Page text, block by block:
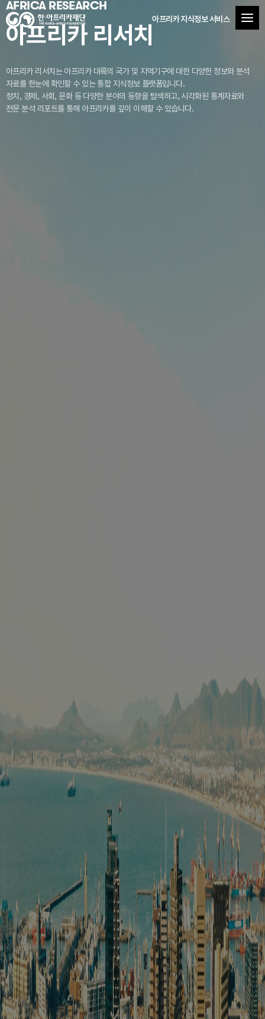
아프리카 지식정보 서비스
AFRICA RESEARCH
아프리카 리서치
아프리카 리서치는 아프리카 대륙의 국가 및 지역기구에 대한 다양한 정보와 분석
자료를 한눈에 확인할 수 있는 통합 지식정보 플랫폼입니다.
정치, 경제, 사회, 문화 등 다양한 분야의 동향을 탐색하고, 시각화된 통계자료와
전문 분석 리포트를 통해 아프리카를 깊이 이해할 수 있습니다.